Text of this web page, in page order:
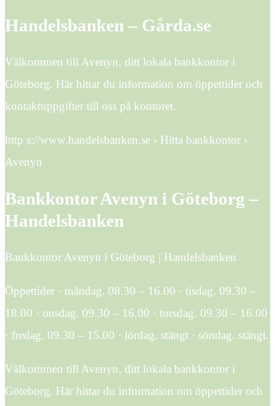
Handelsbanken – Gårda.se
Välkommen till Avenyn, ditt lokala bankkontor i
Göteborg. Här hittar du information om öppettider och
kontaktuppgifter till oss på kontoret.
http s://www.handelsbanken.se › Hitta bankkontor ›
Avenyn
Bankkontor Avenyn i Göteborg –
Handelsbanken
Bankkontor Avenyn i Göteborg | Handelsbanken
Öppettider · måndag. 08.30 – 16.00 · tisdag. 09.30 –
18.00 · onsdag. 09.30 – 16.00 · torsdag. 09.30 – 16.00
· fredag. 09.30 – 15.00 · lördag. stängt · söndag. stängt.
Välkommen till Avenyn, ditt lokala bankkontor i
Göteborg. Här hittar du information om öppettider och